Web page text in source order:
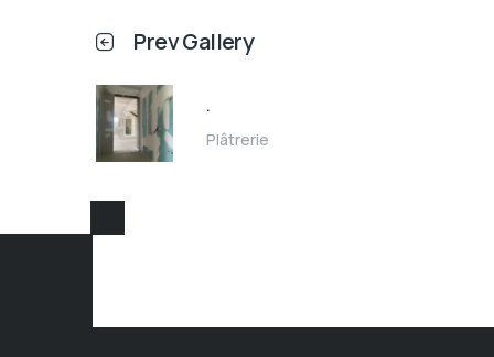
Prev Gallery
.
Plâtrerie